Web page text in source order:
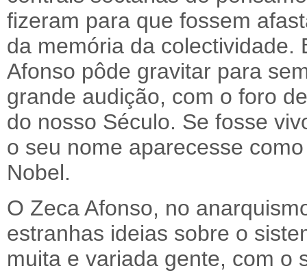
fizeram para que fossem
da memória da colectividade.
Afonso pôde gravitar para
grande audição, com o foro
do nosso Século. Se fosse
o seu nome aparecesse
Nobel.
O Zeca Afonso, no
estranhas ideias sobre o
muita e variada gente, com o